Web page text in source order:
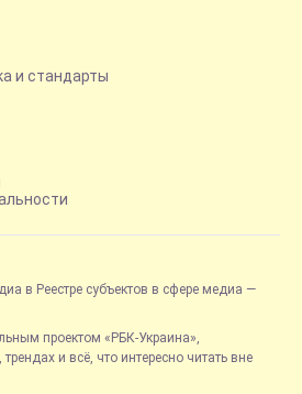
и стандарты
в Реестре субъектов в сфере медиа —
проектом «РБК-Украина»,
и всё, что интересно читать вне